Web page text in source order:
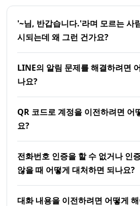
'~님, 반갑습니다.'라며 모르는 사
시되는데 왜 그런 건가요?
LINE의 알림 문제를 해결하려면
나요?
QR 코드로 계정을 이전하려면 어
요?
전화번호 인증을 할 수 없거나 인
않을 때 어떻게 대처하면 되나요?
대화 내용을 이전하려면 어떻게